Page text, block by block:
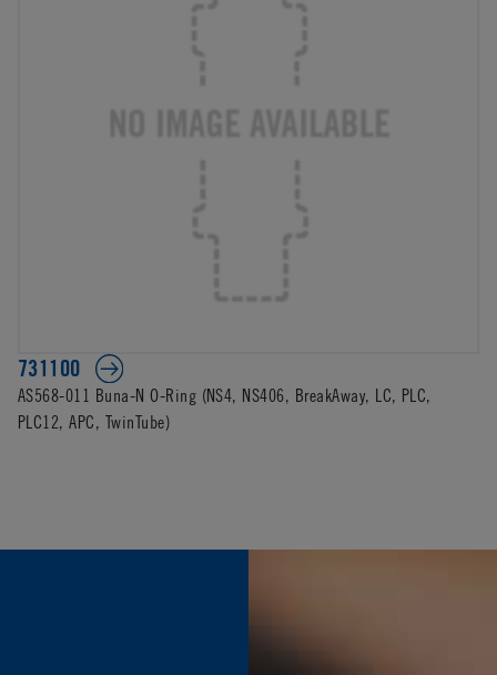
731100
AS568-011 Buna-N O-Ring (NS4, NS406, BreakAway, LC, PLC,
PLC12, APC, TwinTube)